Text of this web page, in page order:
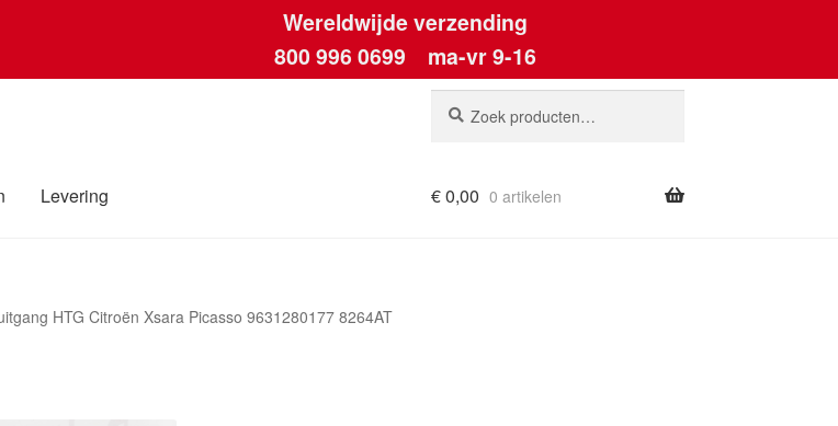
Wereldwijde verzending
800 996 0699 ma-vr 9-16
naar:
Levering €0,00 0 artikelen
HTG Citroën Xsara Picasso 9631280177 8264AT